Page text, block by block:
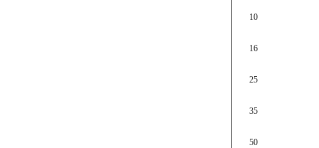
10
16
25
35
50